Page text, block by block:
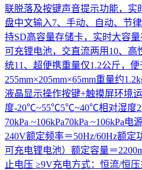
联脱落及按键声音提示功能，实
盘中文输入7、手动、自动、节
持SD高容量存储卡，实时大容
可充锂电池，交直流两用10、高
统11、超便携重量仅1.2公斤，
255mm×205mm×65mm重量约
液晶显示操作按键+触摸屏环境
度-20℃~55℃5℃~40℃相对湿度
70kPa ~106kPa70kPa ~106kPa
240V额定频率＝50Hz/60Hz额定
可充电锂电池）额定容量＝
止电压 ≥9V充电方式：恒流/恒